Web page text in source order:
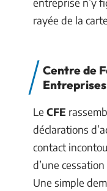
rayée de la
Centre de
Entreprises
Le CFE
déclarations
contact
d’une
Une simple